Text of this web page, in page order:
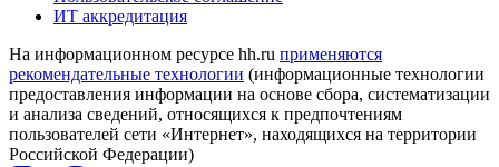
ИТ аккредитация
На информационном ресурсе hh.ru применяются
рекомендательные технологии (информационные технологии
предоставления информации на основе сбора, систематизации
и анализа сведений, относящихся к предпочтениям
пользователей сети «Интернет», находящихся на территории
Российской Федерации)